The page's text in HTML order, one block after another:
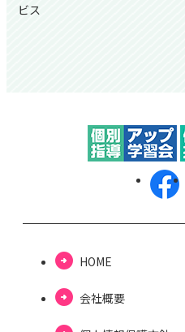
ビス
HOME
会社概要